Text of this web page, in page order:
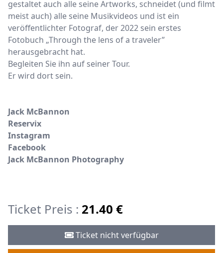
gestaltet auch alle seine Artworks, schneidet (und filmt
meist auch) alle seine Musikvideos und ist ein
veröffentlichter Fotograf, der 2022 sein erstes
Fotobuch „Through the lens of a traveler”
herausgebracht hat.
Begleiten Sie ihn auf seiner Tour.
Er wird dort sein.
Jack McBannon
Reservix
Instagram
Facebook
Jack McBannon Photography
Ticket Preis : 21.40 €
Ticket nicht verfügbar